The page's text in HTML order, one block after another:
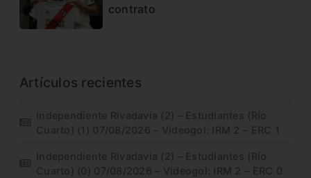
contrato
Artículos recientes
Independiente Rivadavia (2) – Estudiantes (Río
Cuarto) (1) 07/08/2026 – Videogol: IRM 2 – ERC 1
Independiente Rivadavia (2) – Estudiantes (Río
Cuarto) (0) 07/08/2026 – Videogol: IRM 2 – ERC 0